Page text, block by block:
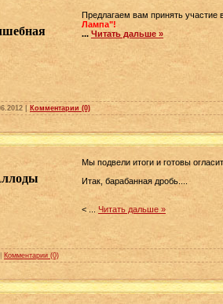
Предлагаем вам принять участие
Лампа"!
... Читать дальше »
| Комментарии (0)
Мы подвели итоги и готовы
Итак, барабанная дробь....
<... Читать дальше »
Комментарии (0)